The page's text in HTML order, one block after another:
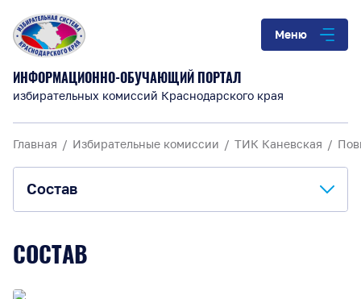
Меню
ИНФОРМАЦИОННО-ОБУЧАЮЩИЙ ПОРТАЛ
избирательных комиссий Краснодарского края
Главная Избирательные комиссии ТИК Каневская
Состав
СОСТАВ